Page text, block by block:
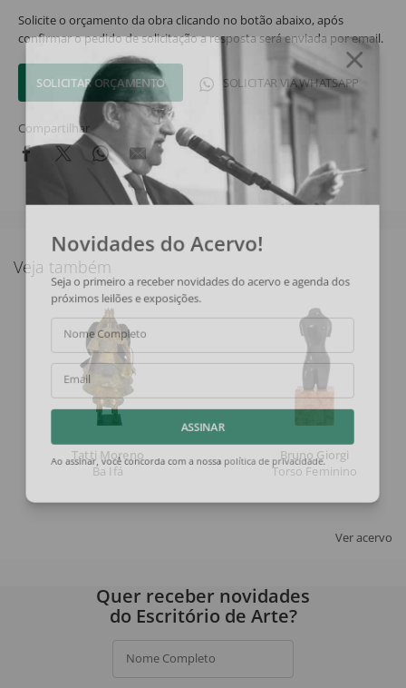
Solicite o orçamento da obra clicando no botão abaixo, após
confirmar o pedido de solicitação a resposta será enviada por email.
SOLICITAR ORÇAMENTO SOLICITAR VIA WHATSAPP
Compartilhar
Veja também
Tatti Moreno
Ba Ifá
Bruno Giorgi
Torso Feminino
Ver acervo
Novidades do Acervo!
Seja o primeiro a receber novidades do acervo e agenda dos
próximos leilões e exposições.
Nome Completo
Email
Ao assinar, você concorda com a nossa política de privacidade.
Quer receber novidades
do Escritório de Arte?
Nome Completo